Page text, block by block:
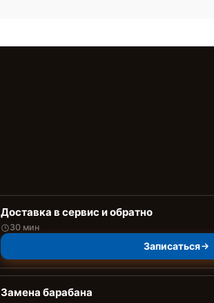
Доставка в сервис и обратно
30 мин
Записаться
Замена барабана